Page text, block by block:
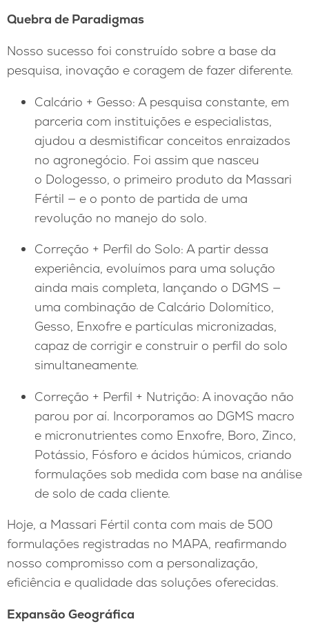
Quebra de Paradigmas
Nosso sucesso foi construído sobre a base da
pesquisa, inovação e coragem de fazer diferente.
Calcário + Gesso: A pesquisa constante, em
parceria com instituições e especialistas,
ajudou a desmistificar conceitos enraizados
no agronegócio. Foi assim que nasceu
o Dologesso, o primeiro produto da Massari
Fértil — e o ponto de partida de uma
revolução no manejo do solo.
Correção + Perfil do Solo: A partir dessa
experiência, evoluímos para uma solução
ainda mais completa, lançando o DGMS —
uma combinação de Calcário Dolomítico,
Gesso, Enxofre e partículas micronizadas,
capaz de corrigir e construir o perfil do solo
simultaneamente.
Correção + Perfil + Nutrição: A inovação não
parou por aí. Incorporamos ao DGMS macro
e micronutrientes como Enxofre, Boro, Zinco,
Potássio, Fósforo e ácidos húmicos, criando
formulações sob medida com base na análise
de solo de cada cliente.
Hoje, a Massari Fértil conta com mais de 500
formulações registradas no MAPA, reafirmando
nosso compromisso com a personalização,
eficiência e qualidade das soluções oferecidas.
Expansão Geográfica